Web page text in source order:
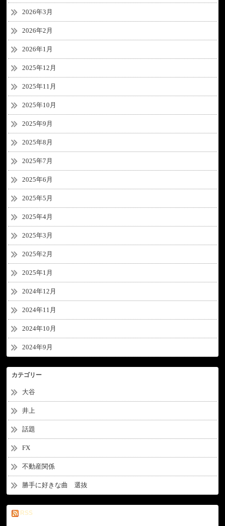
2026年3月
2026年2月
2026年1月
2025年12月
2025年11月
2025年10月
2025年9月
2025年8月
2025年7月
2025年6月
2025年5月
2025年4月
2025年3月
2025年2月
2025年1月
2024年12月
2024年11月
2024年10月
2024年9月
カテゴリー
大谷
井上
話題
FX
不動産関係
勝手に好きな曲 選抜
RSS